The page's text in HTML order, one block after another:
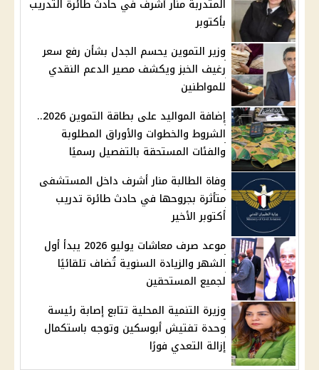
المتدربة منار أشرف في حادث طائرة التدريب
بأكتوبر
وزير التموين يحسم الجدل بشأن رفع سعر
رغيف الخبز ويكشف مصير الدعم النقدي
للمواطنين
إضافة المواليد على بطاقة التموين 2026..
الشروط والخطوات والأوراق المطلوبة
والفئات المستحقة بالتفصيل رسميًا
وفاة الطالبة منار أشرف داخل المستشفى
متأثرة بجروحها في حادث طائرة تدريب
أكتوبر الأخير
موعد صرف معاشات يوليو 2026 يبدأ أول
الشهر والزيادة السنوية تُضاف تلقائيًا
لجميع المستحقين
وزيرة التنمية المحلية تتابع إصابة رئيسة
وحدة تفتيش أبوسكين وتوجه باستكمال
إزالة التعدي فورًا